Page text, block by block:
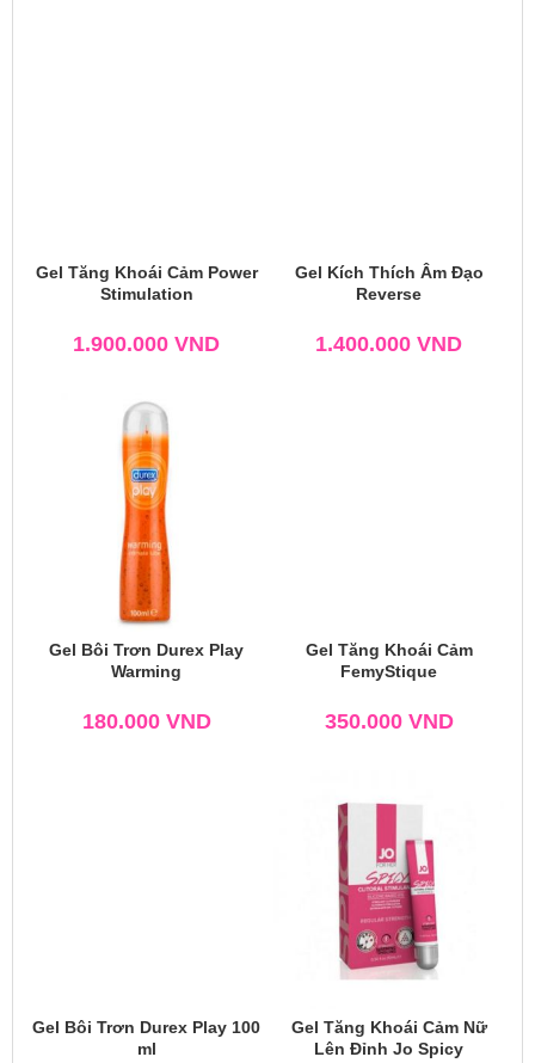
Gel Tăng Khoái Cảm Power
Stimulation
1.900.000 VND
Gel Kích Thích Âm Đạo
Reverse
1.400.000 VND
Gel Bôi Trơn Durex Play
Warming
180.000 VND
Gel Tăng Khoái Cảm
FemyStique
350.000 VND
Gel Bôi Trơn Durex Play 100
ml
Gel Tăng Khoái Cảm Nữ
Lên Đỉnh Jo Spicy